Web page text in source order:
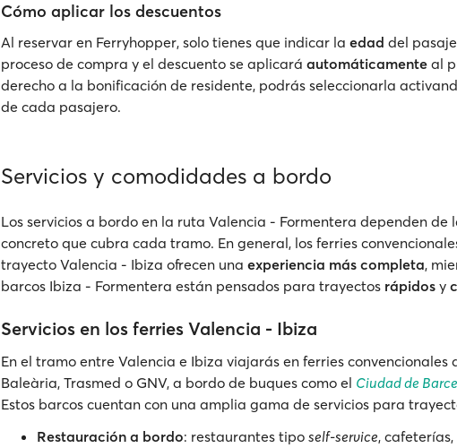
Cómo aplicar los descuentos
Al reservar en Ferryhopper, solo tienes que indicar la edad del
proceso de compra y el descuento se aplicará automáticamente al
derecho a la bonificación de residente, podrás seleccionarla
de cada pasajero.
Servicios y comodidades a bordo
Los servicios a bordo en la ruta Valencia - Formentera dependen de
concreto que cubra cada tramo. En general, los ferries
trayecto Valencia - Ibiza ofrecen una experiencia más completa,
barcos Ibiza - Formentera están pensados para trayectos rápidos y
Servicios en los ferries Valencia - Ibiza
En el tramo entre Valencia e Ibiza viajarás en ferries convencionales
Baleària, Trasmed o GNV, a bordo de buques como el Ciudad de
Estos barcos cuentan con una amplia gama de servicios para
Restauración a bordo: restaurantes tipo self-service,